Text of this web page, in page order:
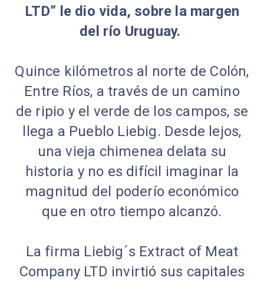
LTD” le dio vida, sobre la margen
del río Uruguay.
Quince kilómetros al norte de Colón,
Entre Ríos, a través de un camino
de ripio y el verde de los campos, se
llega a Pueblo Liebig. Desde lejos,
una vieja chimenea delata su
historia y no es difícil imaginar la
magnitud del poderío económico
que en otro tiempo alcanzó.
La firma Liebig´s Extract of Meat
Company LTD invirtió sus capitales